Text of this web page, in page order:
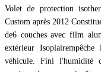
Volet de protection
Custom après 2012
de6 couches avec film
extérieur
véhicule. Fini l'humidité